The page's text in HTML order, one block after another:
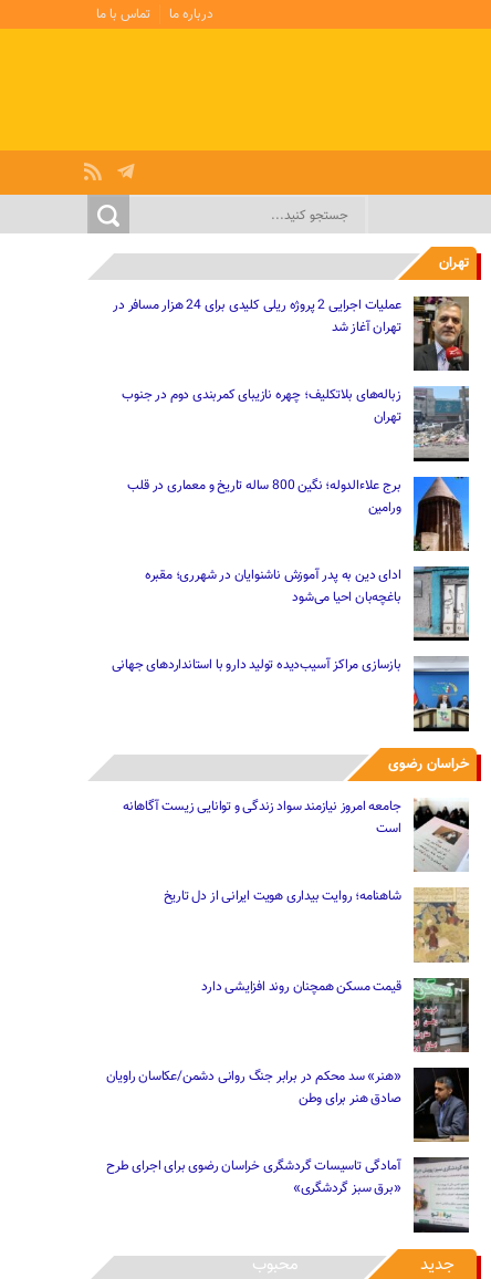
درباره ما تماس با ما
تهران
عملیات اجرایی 2 پروژه ریلی کلیدی برای 24 هزار مسافر در
تهران آغاز شد
زباله‌های بلاتکلیف؛ چهره نازیبای کمربندی دوم در جنوب
تهران
برج علاءالدوله؛ نگین 800 ساله تاریخ و معماری در قلب
ورامین
ادای دین به پدر آموزش ناشنوایان در شهرری؛ مقبره
باغچه‌بان احیا می‌شود
بازسازی مراکز آسیب‌دیده تولید دارو با استانداردهای جهانی
خراسان رضوی
جامعه امروز نیازمند سواد زندگی و توانایی زیست آگاهانه
است
شاهنامه؛ روایت بیداری هویت ایرانی از دل تاریخ
قیمت مسکن همچنان روند افزایشی دارد
«هنر» سد محکم در برابر جنگ روانی دشمن/عکاسان راویان
صادق هنر برای وطن
آمادگی تاسیسات گردشگری خراسان رضوی برای اجرای طرح
«برق سبز گردشگری»
جدید محبوب